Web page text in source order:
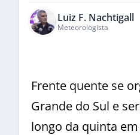
Luiz F. Nachtigall
Meteorologista
Frente quente se
Grande do Sul e
longo da quinta